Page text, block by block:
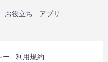
お役立ち アプリ
ー 利用規約